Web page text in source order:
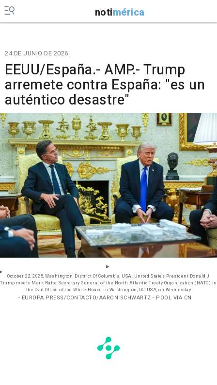
notimérica
24 DE JUNIO DE 2026
EEUU/España.- AMP.- Trump
arremete contra España: "es un
auténtico desastre"
October 22, 2025, Washington, District Of Columbia, USA: United States President Donald J
Trump meets Mark Rutte, Secretary General of the North Atlantic Treaty Organization (NATO) in
the Oval Office of the White House in Washington, DC, USA, on Wednesday
- EUROPA PRESS/CONTACTO/AARON SCHWARTZ - POOL VIA CN